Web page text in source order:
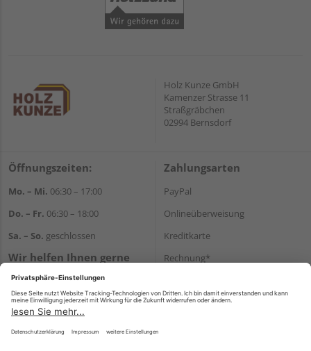
Holz Kunze GmbH
Kamenzer Strasse 11
Straßgräbchen
02994 Bernsdorf
Öffnungszeiten:
Mo. – Mi. 06:30 – 17:00
Do. – Fr. 06:30 – 18:00
Sa. – So. geschlossen
Wir helfen Ihnen gerne
weiter
+49 35723 23123
E-Mail:info@holz-kunze.de
Zahlungsarten
PayPal
Onlineüberweisung
Kreditkarte
Rechnung*
Versand